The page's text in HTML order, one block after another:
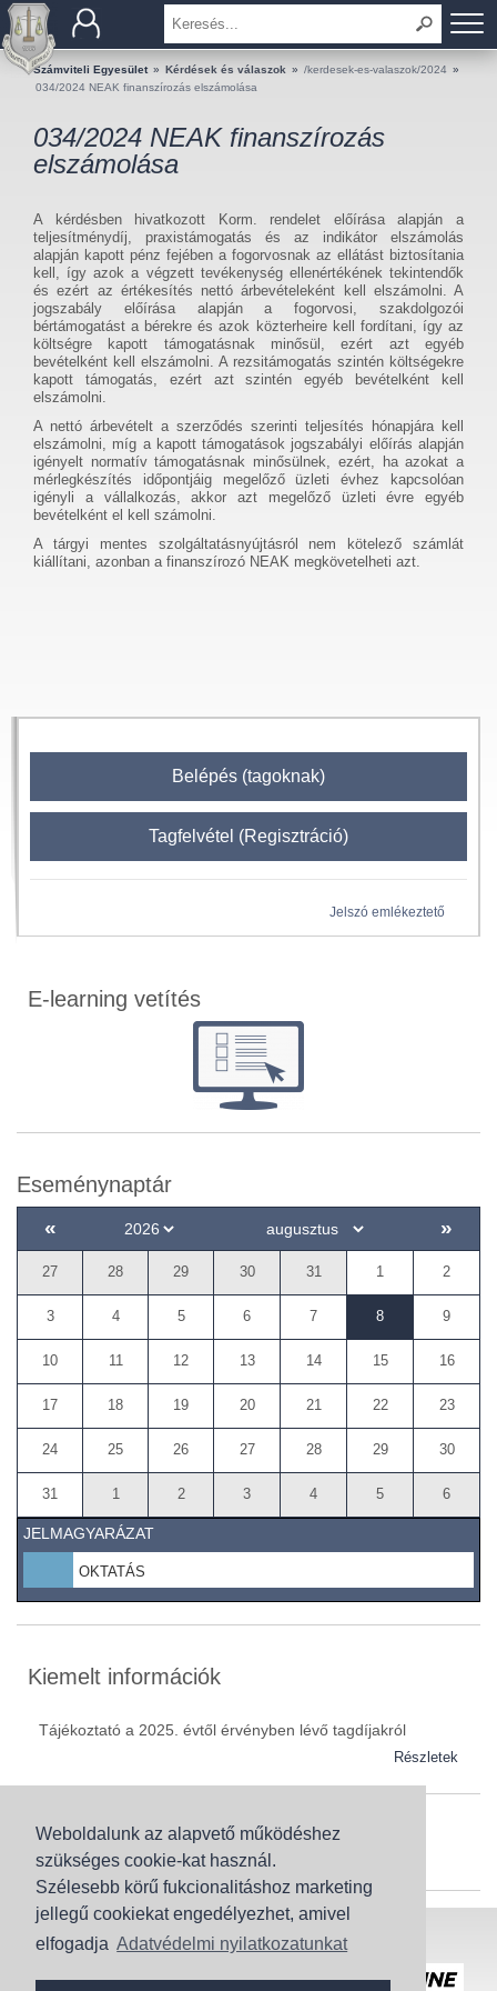
Weboldalunk az alapvető működéshez
szükséges cookie-kat használ.
Szélesebb körű fukcionalitáshoz marketing
jellegű cookiekat engedélyezhet, amivel
elfogadja Adatvédelmi nyilatkozatunkat
BEMUTATKOZÁS
TAGOK
OKTATÁS
KÉRDÉSEK ÉS VÁLASZOK
TUDÁSTÁR
KIADVÁNYOK
KAPCSOLAT
Számviteli Egyesület » Kérdések és válaszok » /kerdesek-es-valaszok/2024 »
034/2024 NEAK finanszírozás elszámolása
034/2024 NEAK finanszírozás
elszámolása
A kérdésben hivatkozott Korm. rendelet előírása alapján a
teljesítménydíj, praxistámogatás és az indikátor elszámolás
alapján kapott pénz fejében a fogorvosnak az ellátást biztosítania
kell, így azok a végzett tevékenység ellenértékének tekintendők
és ezért az értékesítés nettó árbevételeként kell elszámolni. A
jogszabály előírása alapján a fogorvosi, szakdolgozói
bértámogatást a bérekre és azok közterheire kell fordítani, így az
költségre kapott támogatásnak minősül, ezért azt egyéb
bevételként kell elszámolni. A rezsitámogatás szintén költségekre
kapott támogatás, ezért azt szintén egyéb bevételként kell
elszámolni.
A nettó árbevételt a szerződés szerinti teljesítés hónapjára kell
elszámolni, míg a kapott támogatások jogszabályi előírás alapján
igényelt normatív támogatásnak minősülnek, ezért, ha azokat a
mérlegkészítés időpontjáig megelőző üzleti évhez kapcsolóan
igényli a vállalkozás, akkor azt megelőző üzleti évre egyéb
bevételként el kell számolni.
A tárgyi mentes szolgáltatásnyújtásról nem kötelező számlát
kiállítani, azonban a finanszírozó NEAK megkövetelheti azt.
Belépés (tagoknak)
Tagfelvétel (Regisztráció)
Jelszó emlékeztető
E-learning vetítés
Eseménynaptár
« »
27 28 29 30 31 1 2
3 4 5 6 7 8 9
10 11 12 13 14 15 16
17 18 19 20 21 22 23
24 25 26 27 28 29 30
31 1 2 3 4 5 6
JELMAGYARÁZAT
OKTATÁS
Kiemelt információk
Tájékoztató a 2025. évtől érvényben lévő tagdíjakról
Részletek
Szaknévsor
Szaknévsorunk folyamatosan bővül.
Baranya (62)
Bács-Kiskun (43)
Békés (49)
Honlaptérkép Adatvédelem